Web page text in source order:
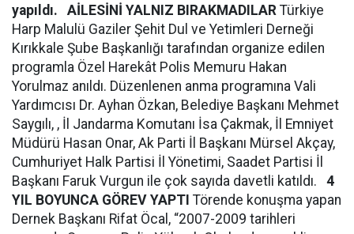
yapıldı.
AİLESİNİ YALNIZ BIRAKMADILAR Türkiye
Harp Malulü Gaziler Şehit Dul ve Yetimleri Derneği
Kırıkkale Şube Başkanlığı tarafından organize edilen
programla Özel Harekât Polis Memuru Hakan
Yorulmaz anıldı. Düzenlenen anma programına Vali
Yardımcısı Dr. Ayhan Özkan, Belediye Başkanı Mehmet
Saygılı, , İl Jandarma Komutanı İsa Çakmak, İl Emniyet
Müdürü Hasan Onar, Ak Parti İl Başkanı Mürsel Akçay,
Cumhuriyet Halk Partisi İl Yönetimi, Saadet Partisi İl
Başkanı Faruk Vurgun ile çok sayıda davetli katıldı. 4
YIL BOYUNCA GÖREV YAPTI Törende konuşma yapan
Dernek Başkanı Rifat Öcal, “2007-2009 tarihleri